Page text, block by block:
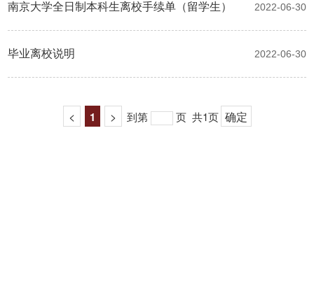
南京大学全日制本科生离校手续单（留学生） 2022-06-30
毕业离校说明 2022-06-30
< 1 > 到第 页 共1页 确定